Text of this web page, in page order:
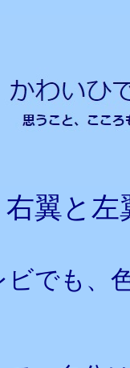
右翼と
でも、